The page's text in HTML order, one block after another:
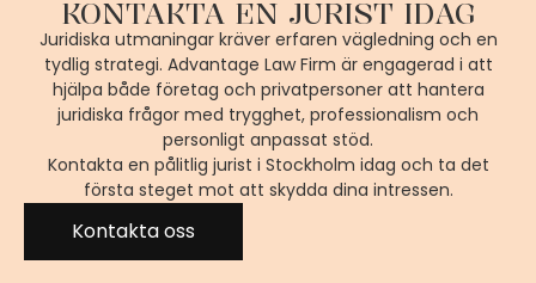
KONTAKTA EN JURIST IDAG
Juridiska utmaningar kräver erfaren vägledning och en
tydlig strategi. Advantage Law Firm är engagerad i att
hjälpa både företag och privatpersoner att hantera
juridiska frågor med trygghet, professionalism och
personligt anpassat stöd.
Kontakta en pålitlig jurist i Stockholm idag och ta det
första steget mot att skydda dina intressen.
Kontakta oss